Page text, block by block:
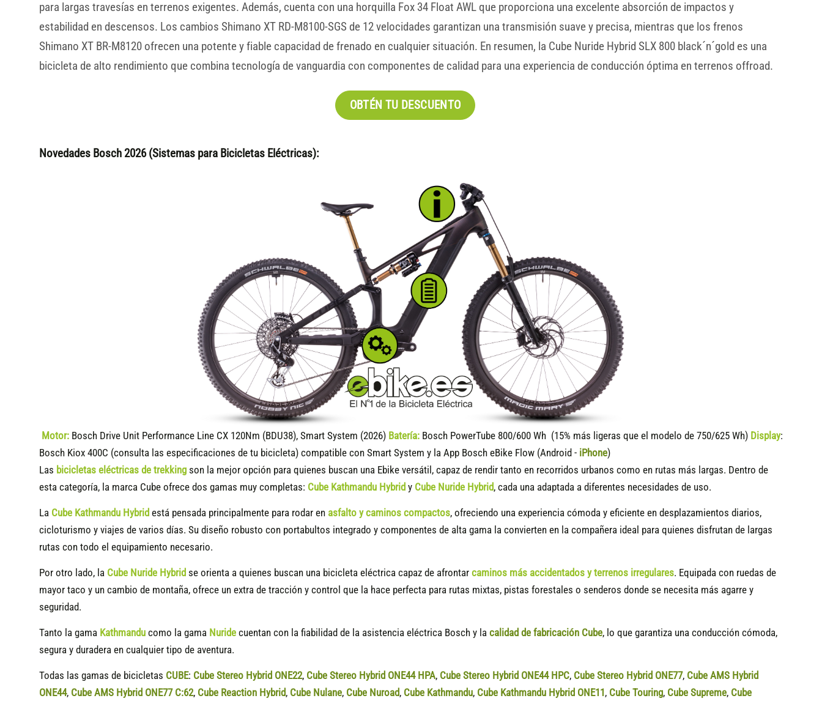
para largas travesías en terrenos exigentes. Además, cuenta con una horquilla Fox 34 Float AWL que proporciona una excelente absorción de impactos y
estabilidad en descensos. Los cambios Shimano XT RD-M8100-SGS de 12 velocidades garantizan una transmisión suave y precisa, mientras que los frenos
Shimano XT BR-M8120 ofrecen una potente y fiable capacidad de frenado en cualquier situación. En resumen, la Cube Nuride Hybrid SLX 800 black´n´gold es una
bicicleta de alto rendimiento que combina tecnología de vanguardia con componentes de calidad para una experiencia de conducción óptima en terrenos offroad.
OBTÉN TU DESCUENTO
Novedades Bosch 2026 (Sistemas para Bicicletas Eléctricas):
Motor:Bosch Drive Unit Performance Line CX 120Nm (BDU38), Smart System (2026) Batería:Bosch PowerTube 800/600 Wh (15% más ligeras que el modelo de 750/625 Wh) Display:
Bosch Kiox 400C (consulta las especificaciones de tu bicicleta) compatiblecon Smart System y la App Bosch eBike Flow (Android - iPhone)
Las bicicletas eléctricas de trekkingson la mejor opción para quienes buscan una Ebike versátil, capaz de rendir tanto en recorridos urbanos como en rutas más largas. Dentro de
esta categoría, la marca Cube ofrece dos gamas muy completas: Cube Kathmandu Hybrid y Cube Nuride Hybrid, cada una adaptada a diferentes necesidades de uso.
La Cube Kathmandu Hybrid está pensada principalmente para rodar en asfalto y caminos compactos, ofreciendo una experiencia cómoda y eficiente en desplazamientos diarios,
cicloturismo y viajes de varios días. Su diseño robusto con portabultos integrado y componentes de alta gama la convierten en la compañera ideal para quienes disfrutan de largas
rutas con todo el equipamiento necesario.
Por otro lado, la Cube Nuride Hybrid se orienta a quienes buscan una bicicleta eléctrica capaz de afrontar caminos más accidentados y terrenos irregulares. Equipada con ruedas de
mayor taco y un cambio de montaña, ofrece un extra de tracción y control que la hace perfecta para rutas mixtas, pistas forestales o senderos donde se necesita más agarre y
seguridad.
Tanto la gama Kathmanducomo la gama Nuridecuentan con la fiabilidad de la asistencia eléctrica Bosch y la calidad de fabricación Cube, lo que garantiza una conducción cómoda,
segura y duradera en cualquier tipo de aventura.
Todas las gamas de bicicletas CUBE: Cube Stereo Hybrid ONE22, Cube Stereo Hybrid ONE44 HPA, Cube Stereo Hybrid ONE44 HPC, Cube Stereo Hybrid ONE77, Cube AMS Hybrid
ONE44, Cube AMS Hybrid ONE77 C:62, Cube Reaction Hybrid, Cube Nulane, Cube Nuroad, Cube Kathmandu, Cube Kathmandu Hybrid ONE11, Cube Touring, Cube Supreme, Cube